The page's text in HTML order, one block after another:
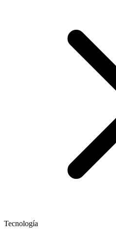
Tecnología